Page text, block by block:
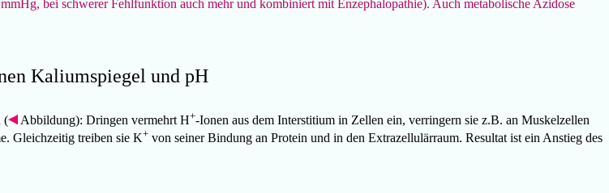
bei schwerer Fehlfunktion auch mehr und kombiniert mit Enzephalopathie). Auch metabolische Azidose
Kaliumspiegel und pH
( Abbildung): Dringen vermehrt H+-Ionen aus dem Interstitium in Zellen ein, verringern sie z.B. an Muskelzellen
Gleichzeitig treiben sie K+ von seiner Bindung an Protein und in den Extrazellulärraum. Resultat ist ein Anstieg des